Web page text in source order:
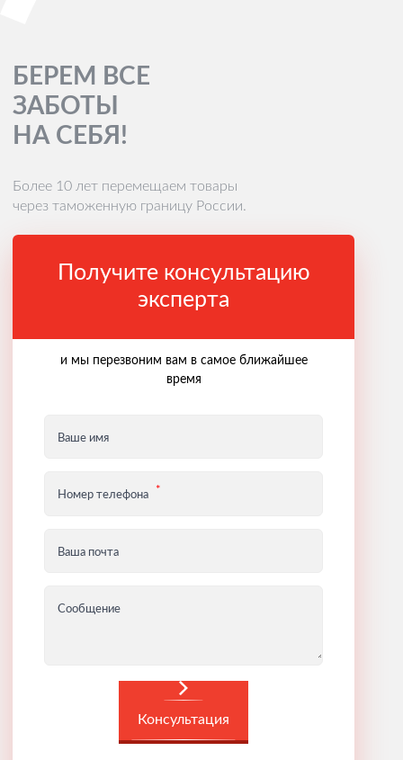
БЕРЕМ ВСЕ
ЗАБОТЫ
НА СЕБЯ!
Более 10 лет перемещаем товары
через таможенную границу России.
Получите консультацию
эксперта
и мы перезвоним вам в самое ближайшее
время
Ваше имя
Номер телефона
Ваша почта
Сообщение
Консультация